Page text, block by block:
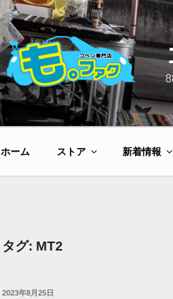
ホーム ストア 新着情報
タグ: MT2
投
2023年8月25日